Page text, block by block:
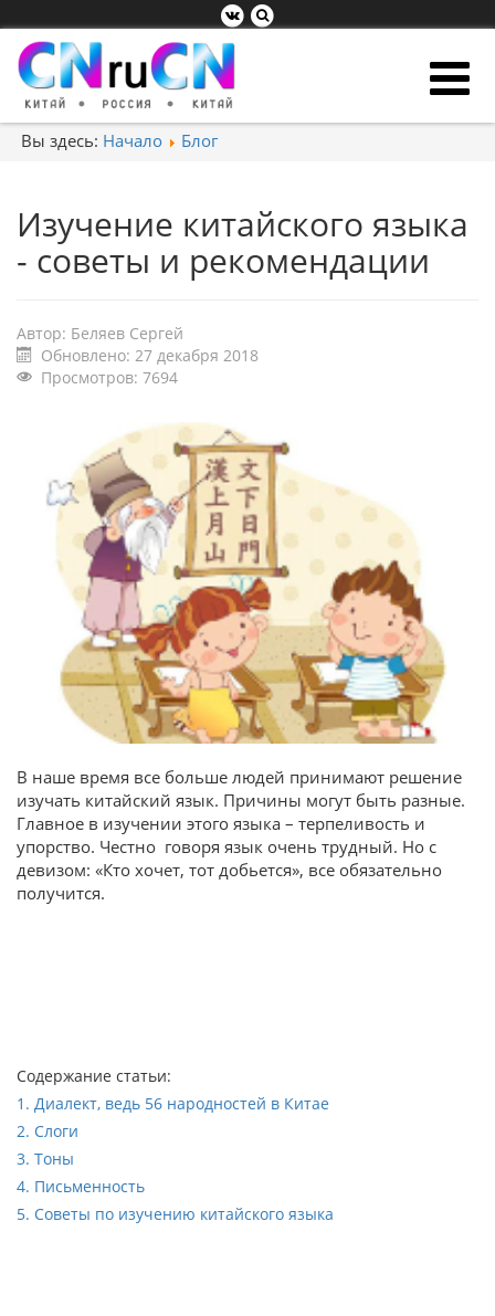
Вы здесь: Начало Блог
Изучение китайского языка
- советы и рекомендации
Автор: Беляев Сергей
Обновлено: 27 декабря 2018
Просмотров: 7694
В наше время все больше людей принимают решение
изучать китайский язык. Причины могут быть разные.
Главное в изучении этого языка – терпеливость и
упорство. Честно говоря язык очень трудный. Но с
девизом: «Кто хочет, тот добьется», все обязательно
получится.
Содержание статьи:
1. Диалект, ведь 56 народностей в Китае
2. Слоги
3. Тоны
4. Письменность
5. Советы по изучению китайского языка